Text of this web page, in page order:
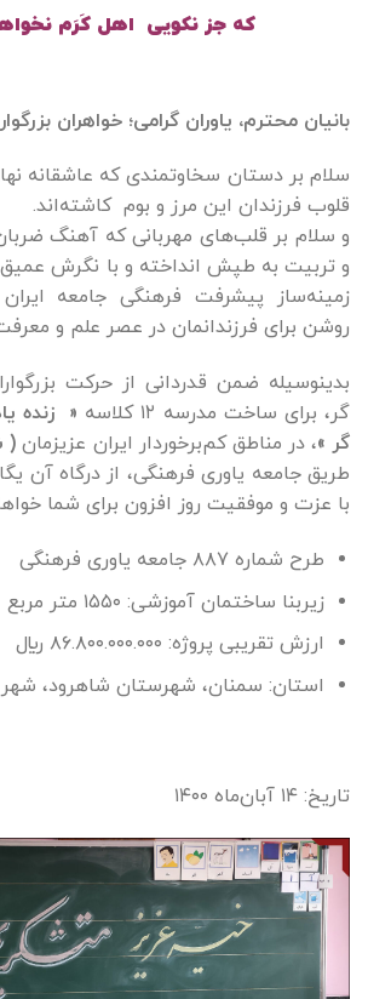
که جز نکویی اهل کَرَم
بانیان محترم، یاوران گرامی؛ خواهران
سلام بر دستان سخاوتمندی که عاشقانه
قلوب فرزندان این مرز و بوم کاشته‌­اند.
و سلام­ بر قلب­‌های مهربانی که آهنگ
و تربیت به طپش انداخته و با نگرش عمیق
زمینه‌ساز پیشرفت فرهنگی جامعه
روشن برای فرزندانمان در عصر علم و
بدینوسیله ضمن قدردانی از حرکت
گر، برای ساخت مدرسه ۱۲ کلاسه
« زنده
گر »، در مناطق کم‌برخوردار ایران عزیزمان(
طریق جامعه یاوری فرهنگی، از درگاه آن
با عزت و موفقیت روز افزون برای شما
طرح شماره ۸۸۷ جامعه ياوری فرهنگی
زيربنا ساختمان آموزشی: ۱۵۵۰ متر مربع
ارزش تقريبی پروژه: ۸۶.۸۰۰.۰۰۰.۰۰۰ ريال
استان: سمنان، شهرستان شاهرود،
تاریخ: ۱۴ آبان‌ماه ۱۴۰۰